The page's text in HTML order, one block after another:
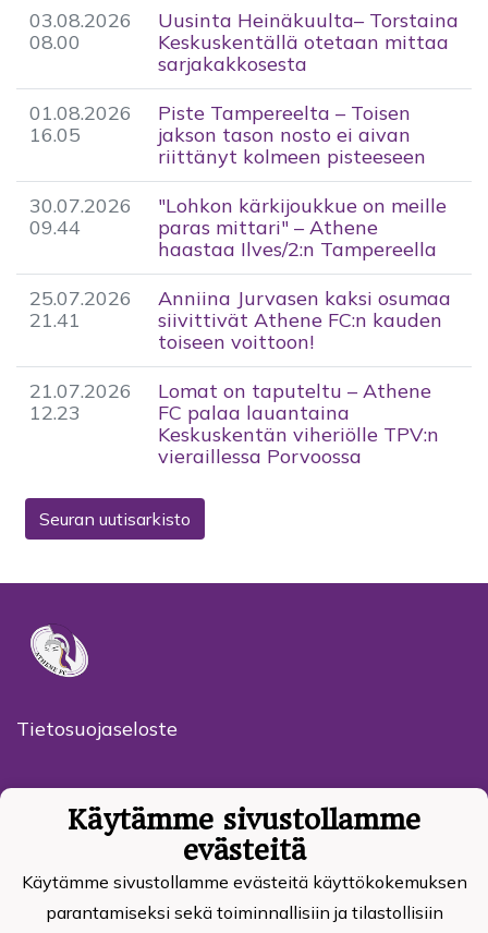
03.08.2026
08.00
Uusinta Heinäkuulta– Torstaina
Keskuskentällä otetaan mittaa
sarjakakkosesta
01.08.2026
16.05
Piste Tampereelta – Toisen
jakson tason nosto ei aivan
riittänyt kolmeen pisteeseen
30.07.2026
09.44
"Lohkon kärkijoukkue on meille
paras mittari" – Athene
haastaa Ilves/2:n Tampereella
25.07.2026
21.41
Anniina Jurvasen kaksi osumaa
siivittivät Athene FC:n kauden
toiseen voittoon!
21.07.2026
12.23
Lomat on taputeltu – Athene
FC palaa lauantaina
Keskuskentän viheriölle TPV:n
vieraillessa Porvoossa
Seuran uutisarkisto
Tietosuojaseloste
Mobile +358 50 543 7331
Haikkoonmetsänkatu 14
06400 Porvoo Finland
rami.niinikoski@athenefc.fi
Käytämme sivustollamme
evästeitä
Käytämme sivustollamme evästeitä käyttökokemuksen
parantamiseksi sekä toiminnallisiin ja tilastollisiin